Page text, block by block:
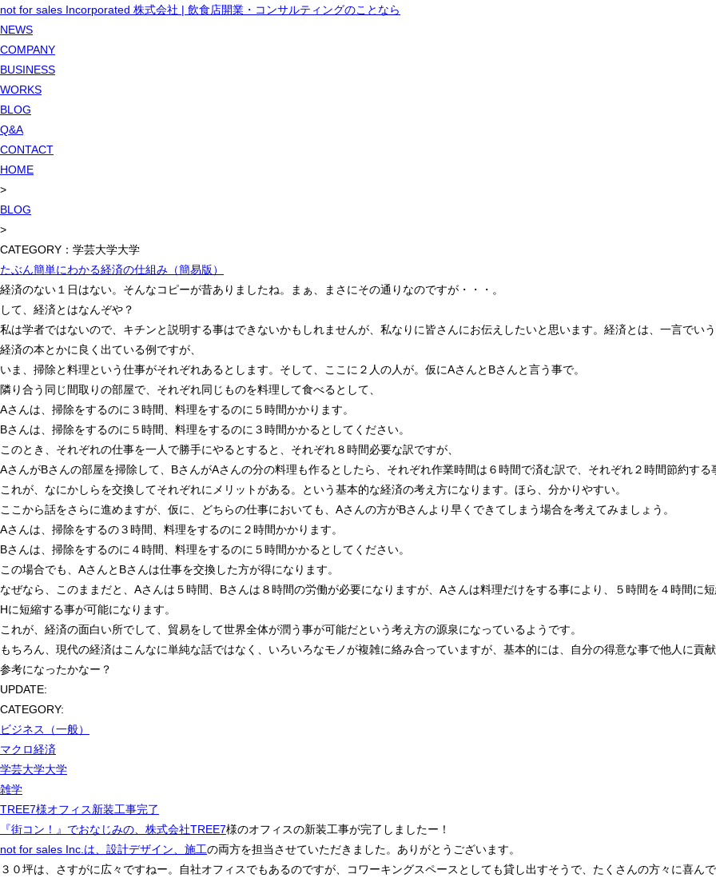
not for sales Incorporated 株式会社 | 飲食店開業・コンサルティングのことなら
NEWS
COMPANY
BUSINESS
WORKS
BLOG
Q&A
CONTACT
HOME
>
BLOG
>
CATEGORY：学芸大学大学
たぶん簡単にわかる経済の仕組み（簡易版）
経済のない１日はない。そんなコピーが昔ありましたね。まぁ、まさにその通りなのですが・・・。
して、経済とはなんぞや？
私は学者ではないので、キチンと説明する事はできないかもしれませんが、私なりに皆さんにお伝えしたいと思います。経済とは、一言でい
経済の本とかに良く出ている例ですが、
いま、掃除と料理という仕事がそれぞれあるとします。そして、ここに２人の人が。仮にAさんとBさんと言う事で。
隣り合う同じ間取りの部屋で、それぞれ同じものを料理して食べるとして、
Aさんは、掃除をするのに３時間、料理をするのに５時間かかります。
Bさんは、掃除をするのに５時間、料理をするのに３時間かかるとしてください。
このとき、それぞれの仕事を一人で勝手にやるとすると、それぞれ８時間必要な訳ですが、
AさんがBさんの部屋を掃除して、BさんがAさんの分の料理も作るとしたら、それぞれ作業時間は６時間で済む訳で、それぞれ２時間節約す
これが、なにかしらを交換してそれぞれにメリットがある。という基本的な経済の考え方になります。ほら、分かりやすい。
ここから話をさらに進めますが、仮に、どちらの仕事においても、Aさんの方がBさんより早くできてしまう場合を考えてみましょう。
Aさんは、掃除をするの３時間、料理をするのに２時間かかります。
Bさんは、掃除をするのに４時間、料理をするのに５時間かかるとしてください。
この場合でも、AさんとBさんは仕事を交換した方が得になります。
なぜなら、このままだと、Aさんは５時間、Bさんは８時間の労働が必要になりますが、Aさんは料理だけをする事により、５時間を４時間に
Hに短縮する事が可能になります。
これが、経済の面白い所でして、貿易をして世界全体が潤う事が可能だという考え方の源泉になっているようです。
もちろん、現代の経済はこんなに単純な話ではなく、いろいろなモノが複雑に絡み合っていますが、基本的には、自分の得意な事で他人に
参考になったかなー？
UPDATE:
CATEGORY:
ビジネス（一般）
マクロ経済
学芸大学大学
雑学
TREE7様オフィス新装工事完了
『街コン！』でおなじみの、株式会社TREE7様のオフィスの新装工事が完了しましたー！
not for sales Inc.は、設計デザイン、施工の両方を担当させていただきました。ありがとうございます。
３０坪は、さすがに広々ですねー。自社オフィスでもあるのですが、コワーキングスペースとしても貸し出すそうで、たくさんの方々に喜